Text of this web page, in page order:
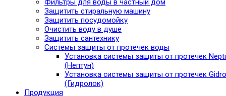
Фильтры для воды в частный дом
Защитить стиральную машину
Защитить посудомойку
Очистить воду в душе
Защитить сантехнику
Системы защиты от протечек воды
Установка системы защиты от протечек
(Нептун)
Установка системы защиты от протечек
(Гидролок)
Продукция